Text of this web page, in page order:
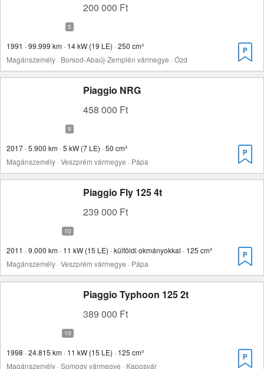
200 000 Ft
1991 · 99.999 km · 14 kW (19 LE) · 250 cm³
Magánszemély · Borsod-Abaúj-Zemplén vármegye · Ózd
Piaggio NRG
458 000 Ft
2017 · 5.900 km · 5 kW (7 LE) · 50 cm³
Magánszemély · Veszprém vármegye · Pápa
Piaggio Fly 125 4t
239 000 Ft
2011 · 9.000 km · 11 kW (15 LE) · külföldi okmányokkal · 125 cm³
Magánszemély · Veszprém vármegye · Pápa
Piaggio Typhoon 125 2t
389 000 Ft
1998 · 24.815 km · 11 kW (15 LE) · 125 cm³
Magánszemély · Somogy vármegye · Kaposvár